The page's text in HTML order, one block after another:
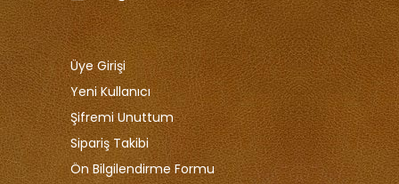
Üye Girişi
Yeni Kullanıcı
Şifremi Unuttum
Sipariş Takibi
Ön Bilgilendirme Formu